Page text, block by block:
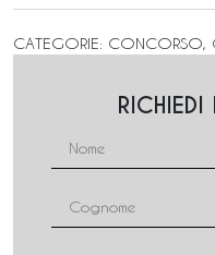
CATEGORIE: CONCORSO,